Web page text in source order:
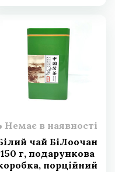
Немає в наявності
чай БіЛоочан
150 г, подарункова
порційний